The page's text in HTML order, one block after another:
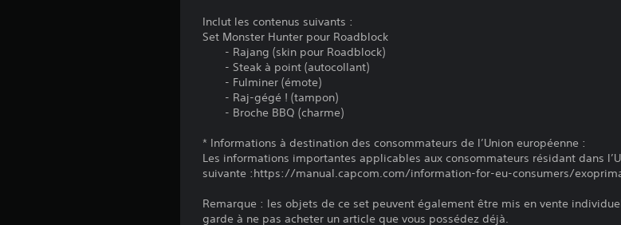
Inclut les contenus suivants :
Set Monster Hunter pour Roadblock
- Rajang (skin pour Roadblock)
- Steak à point (autocollant)
- Fulminer (émote)
‐ Raj-gégé ! (tampon)
- Broche BBQ (charme)
* Informations à destination des consommateurs de l’Union européenne :
Les informations importantes applicables aux consommateurs résidant dans
suivante :https://manual.capcom.com/information-for-eu-consumers/
Remarque : les objets de ce set peuvent également être mis en vente
garde à ne pas acheter un article que vous possédez déjà.